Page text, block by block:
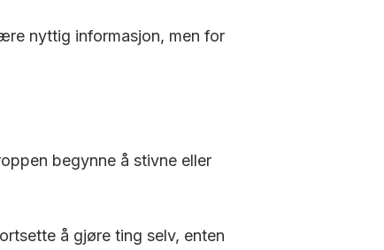
nyttig informasjon, men for
begynne å stivne eller
å gjøre ting selv, enten